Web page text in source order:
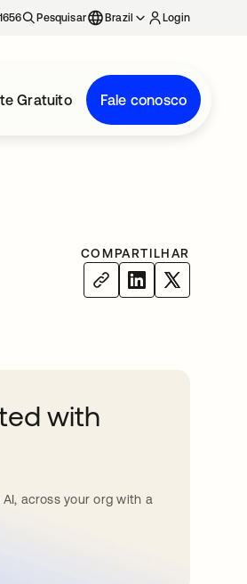
Pesquisar Brazil Login
Gratuito Fale conosco
COMPARTILHAR
with
across your org with a